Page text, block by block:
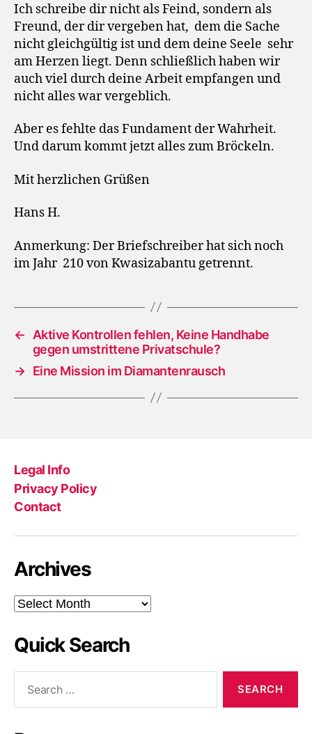
Ich schreibe dir nicht als Feind, sondern als
Freund, der dir vergeben hat, dem die Sache
nicht gleichgültig ist und dem deine Seele sehr
am Herzen liegt. Denn schließlich haben wir
auch viel durch deine Arbeit empfangen und
nicht alles war vergeblich.
Aber es fehlte das Fundament der Wahrheit.
Und darum kommt jetzt alles zum Bröckeln.
Mit herzlichen Grüßen
Hans H.
Anmerkung: Der Briefschreiber hat sich noch
im Jahr 210 von Kwasizabantu getrennt.
←
Aktive Kontrollen fehlen, Keine Handhabe
gegen umstrittene Privatschule?
→ Eine Mission im Diamantenrausch
Legal Info
Privacy Policy
Contact
Archives
Archives
Quick Search